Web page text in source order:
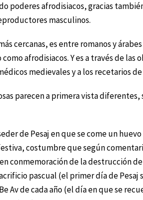
poderes afrodisiacos, gracias
masculinos.
cercanas, es entre romanos y
afrodisiacos. Y es a través de las
medievales y a los recetarios de
parecen a primera vista diferentes,
de Pesaj en que se come un
costumbre que según
conmemoración de la destrucción
pascual (el primer día de Pesaj
Av de cada año (el día en que se